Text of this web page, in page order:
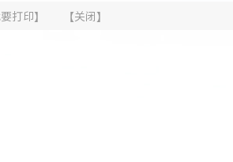
打印】 【关闭】